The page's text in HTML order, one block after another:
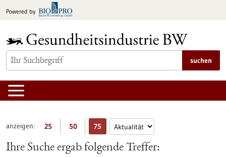
Inhalt
Powered by
suchen
anzeigen: 25 50 75
Ihre Suche ergab folgende Treffer: